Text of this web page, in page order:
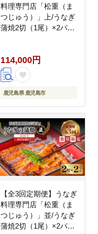
料理専門店「松重（ま
つじゅう）」上/うなぎ
蒲焼2切（1尾）×2パッ
114,000円
鹿児島県 鹿児島市
【全3回定期便】うなぎ
料理専門店「松重（ま
つじゅう）」並/うなぎ
蒲焼2切（1尾）×2パッ